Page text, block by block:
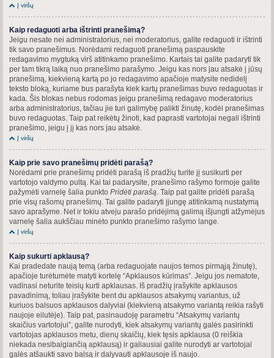
Į viršų
Kaip redaguoti arba ištrinti pranešimą?
Jeigu nesate nei administratorius, nei moderatorius, galite redaguoti ir ištrinti
tik savo pranešimus. Norėdami redaguoti pranešimą paspauskite
redagavimo mygtuką virš atitinkamo pranešimo. Kartais tai galite padaryti tik
per tam tikrą laiką nuo pranešimo parašymo. Jeigu kas nors jau atsakė į jūsų
pranešimą, kiekvieną kartą po jo redagavimo apačioje matysite nedidelį
teksto bloką, kuriame bus parašyta kiek kartų pranešimas buvo redaguotas ir
kada. Šis blokas nebus rodomas jeigu pranešimą redagavo moderatorius
arba administratorius, tačiau jie turi galimybę palikti žinutę, kodėl pranešimas
buvo redaguotas. Taip pat reikėtų žinoti, kad paprasti vartotojai negali ištrinti
pranešimo, jeigu į jį kas nors jau atsakė.
Į viršų
Kaip prie savo pranešimų pridėti parašą?
Norėdami prie pranešimų pridėti parašą iš pradžių turite jį susikurti per
vartotojo valdymo pultą. Kai tai padarysite, pranešimo rašymo formoje galite
pažymėti varnelę šalia punkto Pridėti parašą . Taip pat galite pridėti parašą
prie visų rašomų pranešimų. Tai galite padaryti įjungę atitinkamą nustatymą
savo aprašyme. Net ir tokiu atveju parašo pridėjimą galimą išjungti atžymėjus
varnelę šalia aukščiau minėto punkto pranešimo rašymo lange.
Į viršų
Kaip sukurti apklausą?
Kai pradedate naują temą (arba redaguojate naujos temos pirmąją žinutę),
apačioje turėtumėte matyti kortelę “Apklausos kūrimas”. Jeigu jos nematote,
vadinasi neturite teisių kurti apklausas. Iš pradžių įrašykite apklausos
pavadinimą, toliau įrašykite bent du apklausos atsakymų variantus, už
kuriuos balsuos apklausos dalyviai (kiekvieną atsakymo variantą reikia rašyti
naujoje eilutėje). Taip pat, pasinaudoję parametru “Atsakymų variantų
skaičius vartotojui”, galite nurodyti, kiek atsakymų variantų galės pasirinkti
vartotojas apklausos metu, dienų skaičių, kiek tęsis apklausa (0 reiškia
niekada nesibaigiančią apklausą) ir galiausiai galite nurodyti ar vartotojai
galės atšaukti savo balsą ir dalyvauti apklausoje iš naujo.